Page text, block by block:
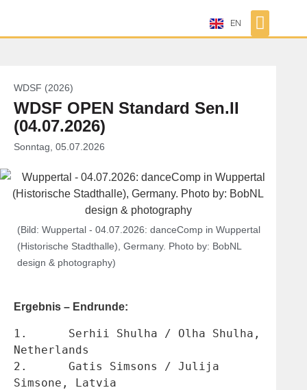
EN
WDSF (2026)
WDSF OPEN Standard Sen.II
(04.07.2026)
Sonntag, 05.07.2026
(Bild: Wuppertal - 04.07.2026: danceComp in Wuppertal
(Historische Stadthalle), Germany. Photo by: BobNL
design & photography)
Ergebnis – Endrunde:
1.	Serhii Shulha / Olha Shulha,
Netherlands
2.	Gatis Simsons / Julija
Simsone, Latvia